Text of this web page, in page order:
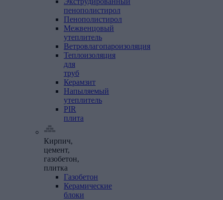
пенополистирол
Пенополистирол
Межвенцовый
утеплитель
Ветровлагопароизоляция
Теплоизоляция
для
труб
Керамзит
Напыляемый
утеплитель
PIR
плита
Кирпич,
цемент,
газобетон,
плитка
Газобетон
Керамические
блоки